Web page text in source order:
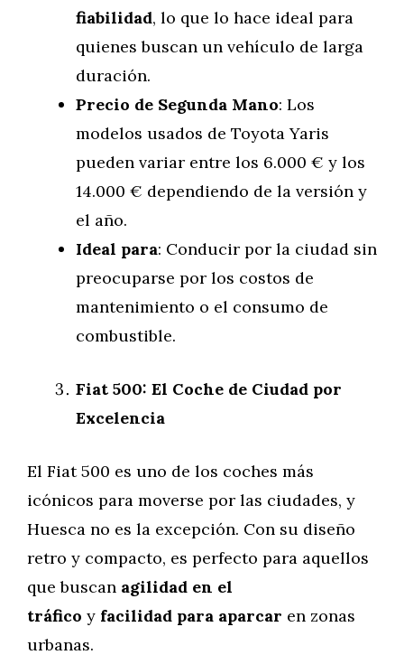
fiabilidad, lo que lo hace ideal para
quienes buscan un vehículo de larga
duración.
Precio de Segunda Mano: Los
modelos usados de Toyota Yaris
pueden variar entre los 6.000 € y los
14.000 € dependiendo de la versión y
el año.
Ideal para: Conducir por la ciudad sin
preocuparse por los costos de
mantenimiento o el consumo de
combustible.
Fiat 500: El Coche de Ciudad por
Excelencia
El Fiat 500 es uno de los coches más
icónicos para moverse por las ciudades, y
Huesca no es la excepción. Con su diseño
retro y compacto, es perfecto para aquellos
que buscan agilidad en el
tráfico y facilidad para aparcar en zonas
urbanas.